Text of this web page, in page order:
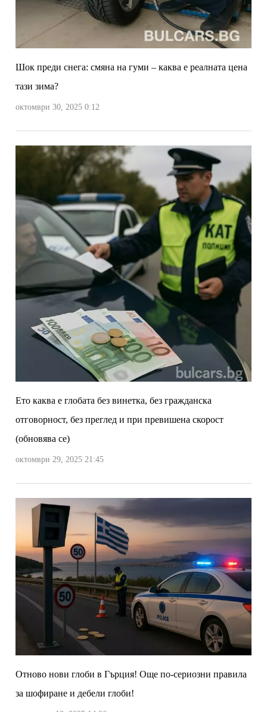
Шок преди снега: смяна на гуми – каква е реалната цена
тази зима?
октомври 30, 2025 0:12
Ето каква е глобата без винетка, без гражданска
отговорност, без преглед и при превишена скорост
(обновява се)
октомври 29, 2025 21:45
Отново нови глоби в Гърция! Още по-сериозни правила
за шофиране и дебели глоби!